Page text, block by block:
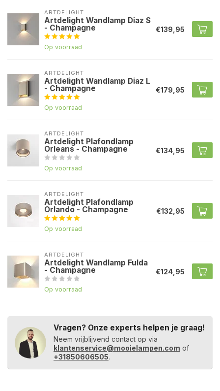
ARTDELIGHT
Artdelight Wandlamp Diaz S
- Champagne
Op voorraad
€139,95
ARTDELIGHT
Artdelight Wandlamp Diaz L
- Champagne
Op voorraad
€179,95
ARTDELIGHT
Artdelight Plafondlamp
Orleans - Champagne
Op voorraad
€134,95
ARTDELIGHT
Artdelight Plafondlamp
Orlando - Champagne
Op voorraad
€132,95
ARTDELIGHT
Artdelight Wandlamp Fulda
- Champagne
Op voorraad
€124,95
Vragen? Onze experts helpen je graag!
Neem vrijblijvend contact op via
klantenservice@mooielampen.com of
+31850606505.